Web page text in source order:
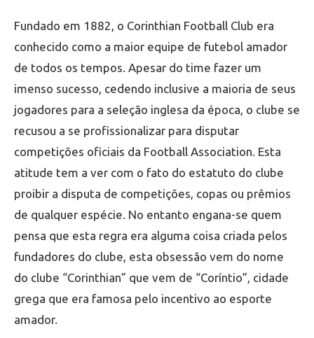
Fundado em 1882, o Corinthian Football Club era
conhecido como a maior equipe de futebol amador
de todos os tempos. Apesar do time fazer um
imenso sucesso, cedendo inclusive a maioria de seus
jogadores para a seleção inglesa da época, o clube se
recusou a se profissionalizar para disputar
competições oficiais da Football Association. Esta
atitude tem a ver com o fato do estatuto do clube
proibir a disputa de competições, copas ou prêmios
de qualquer espécie. No entanto engana-se quem
pensa que esta regra era alguma coisa criada pelos
fundadores do clube, esta obsessão vem do nome
do clube “Corinthian” que vem de “Coríntio”, cidade
grega que era famosa pelo incentivo ao esporte
amador.